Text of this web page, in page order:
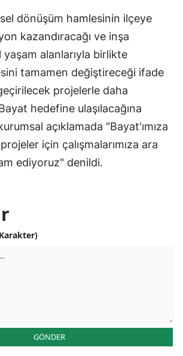
Ordu
Rize
Sakarya
Samsun
Siirt
Uşak
dönüşüm hamlesinin ilçeye
kazandıracağı ve inşa
alanlarıyla birlikte
tamamen değiştireceği ifade
projelerle daha
hedefine ulaşılacağına
açıklamada "Bayat'ımıza
için çalışmalarımıza ara
ediyoruz" denildi.
GÖNDER